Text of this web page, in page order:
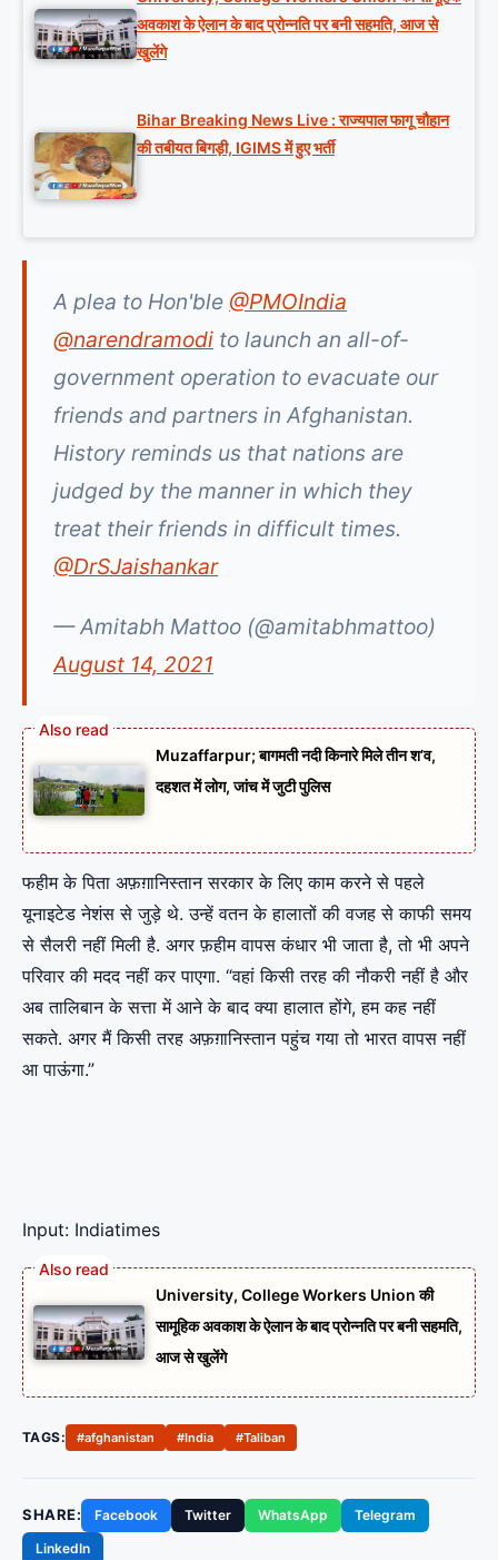
अवकाश के ऐलान के बाद प्रोन्नति पर बनी सहमति, आज से
खुलेंगे
Bihar Breaking News Live : राज्यपाल फागू चौहान
की तबीयत बिगड़ी, IGIMS में हुए भर्ती
A plea to Hon'ble @PMOIndia
@narendramodi to launch an all-of-
government operation to evacuate our
friends and partners in Afghanistan.
History reminds us that nations are
judged by the manner in which they
treat their friends in difficult times.
@DrSJaishankar
— Amitabh Mattoo (@amitabhmattoo)
August 14, 2021
Muzaffarpur; बागमती नदी किनारे मिले तीन श’व,
दहशत में लोग, जांच में जुटी पुलिस
फहीम के पिता अफ़ग़ानिस्तान सरकार के लिए काम करने से पहले
यूनाइटेड नेशंस से जुड़े थे. उन्हें वतन के हालातों की वजह से काफी समय
से सैलरी नहीं मिली है. अगर फ़हीम वापस कंधार भी जाता है, तो भी अपने
परिवार की मदद नहीं कर पाएगा. “वहां किसी तरह की नौकरी नहीं है और
अब तालिबान के सत्ता में आने के बाद क्या हालात होंगे, हम कह नहीं
सकते. अगर मैं किसी तरह अफ़ग़ानिस्तान पहुंच गया तो भारत वापस नहीं
आ पाऊंगा.”
Input: Indiatimes
University, College Workers Union की
सामूहिक अवकाश के ऐलान के बाद प्रोन्नति पर बनी सहमति,
आज से खुलेंगे
TAGS: #afghanistan #India #Taliban
SHARE: Facebook Twitter WhatsApp
Telegram
LinkedIn